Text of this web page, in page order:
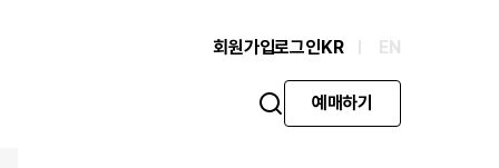
회원가입로그인KR EN
예매하기